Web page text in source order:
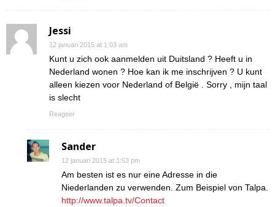
Jessi
12 januari 2015 at 1:03 am
Kunt u zich ook aanmelden uit Duitsland ? Heeft u in
Nederland wonen ? Hoe kan ik me inschrijven ? U kunt
alleen kiezen voor Nederland of België . Sorry , mijn taal
is slecht
Reageer
Sander
12 januari 2015 at 1:53 pm
Am besten ist es nur eine Adresse in die
Niederlanden zu verwenden. Zum Beispiel von Talpa.
http://www.talpa.tv/Contact